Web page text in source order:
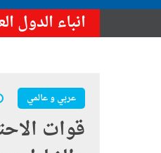
انباء الدول
هزة أرضية تضرب
عربي و عالمي